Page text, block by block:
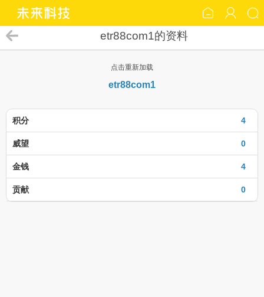
etr88com1的资料
点击重新加载
etr88com1
4
积分
0
威望
4
金钱
0
贡献